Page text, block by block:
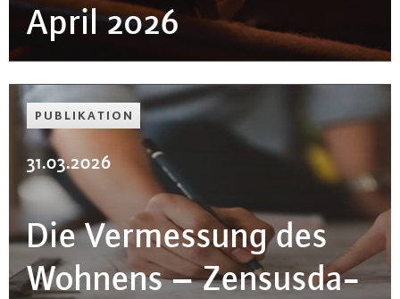
April 2026
PU­BLI­KA­TI­ON
31.03.2026
Die Ver­mes­sung des
Wohnens – Zen­sus­da­